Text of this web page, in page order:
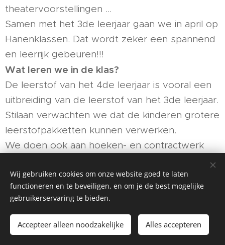
theatervoorstellingen …
Samen met het 3de leerjaar gaan we in april op
Hanenklassen. Dat wordt zeker een spannend
en leerrijk gebeuren!!!
Wat leren we in de klas?
De leerstof van het 4de leerjaar is vooral een
uitbreiding van de leerstof van het 3de leerjaar.
Stilaan verwachten we dat de kinderen grotere
leerstofpakketten kunnen verwerken.
We doen ook aan hoeken- en contractwerk
hoe je een boekbespreking, ppt en een
spreekbeurt maakt.
Zo bereiden we ons voor om … toch GROOT
te worden … ! 😊
Groetjes,
Wij gebruiken cookies om onze website goed te laten
functioneren en te beveiligen, en om je de best mogelijke
gebruikerservaring te bieden.
Accepteer alleen noodzakelijke Alles accepteren